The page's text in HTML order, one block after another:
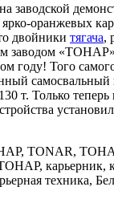
заводской
оранжевых
двойники тягача,
заводом «ТОНАР»
Того
т. Только